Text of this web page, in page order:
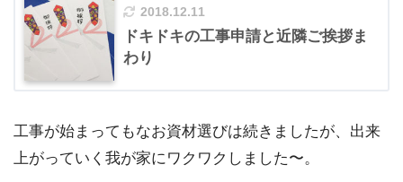
2018.12.11
ドキドキの工事申請と近隣ご挨拶ま
わり
工事が始まってもなお資材選びは続きましたが、出来
上がっていく我が家にワクワクしました〜。